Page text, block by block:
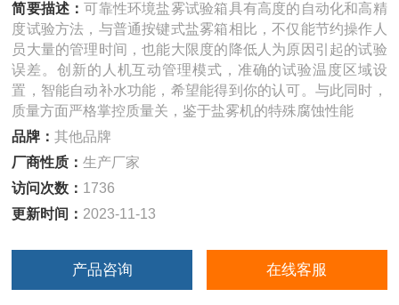
简要描述：可靠性环境盐雾试验箱具有高度的自动化和高精
度试验方法，与普通按键式盐雾箱相比，不仅能节约操作人
员大量的管理时间，也能大限度的降低人为原因引起的试验
误差。创新的人机互动管理模式，准确的试验温度区域设
置，智能自动补水功能，希望能得到你的认可。与此同时，
质量方面严格掌控质量关，鉴于盐雾机的特殊腐蚀性能
品牌：其他品牌
厂商性质：生产厂家
访问次数： 1736
更新时间： 2023-11-13
产品咨询 在线客服